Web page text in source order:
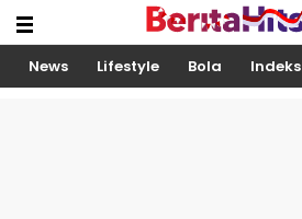
News Lifestyle Bola Indeks